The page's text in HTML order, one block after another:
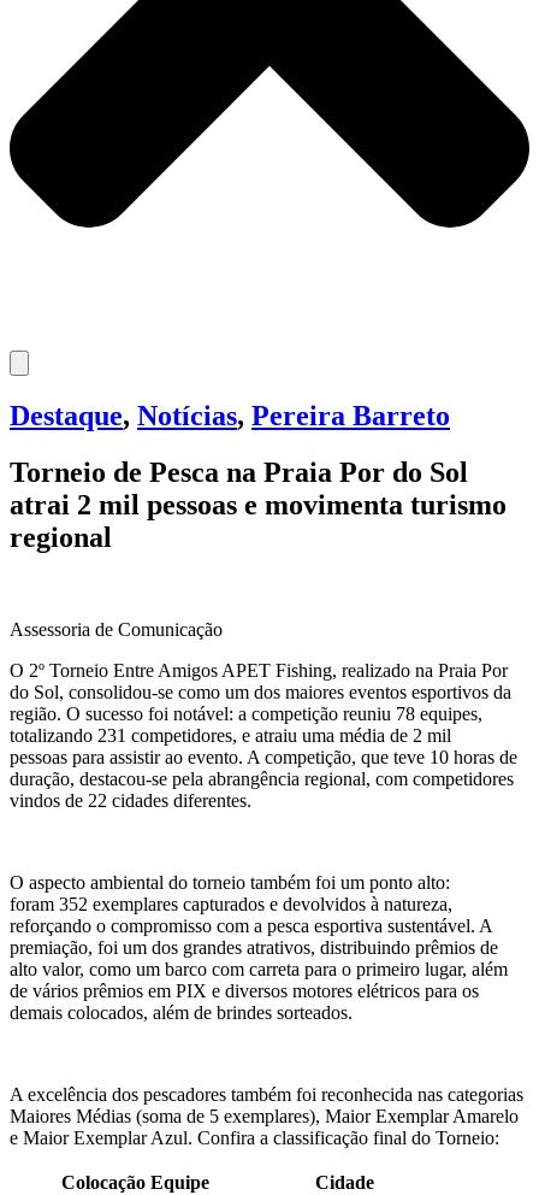
Destaque, Notícias, Pereira Barreto
Torneio de Pesca na Praia Por do Sol
atrai 2 mil pessoas e movimenta turismo
regional
Assessoria de Comunicação
O 2º Torneio Entre Amigos APET Fishing, realizado na Praia Por
do Sol, consolidou-se como um dos maiores eventos esportivos da
região. O sucesso foi notável: a competição reuniu 78 equipes,
totalizando 231 competidores, e atraiu uma média de 2 mil
pessoas para assistir ao evento. A competição, que teve 10 horas de
duração, destacou-se pela abrangência regional, com competidores
vindos de 22 cidades diferentes.
O aspecto ambiental do torneio também foi um ponto alto:
foram 352 exemplares capturados e devolvidos à natureza,
reforçando o compromisso com a pesca esportiva sustentável. A
premiação, foi um dos grandes atrativos, distribuindo prêmios de
alto valor, como um barco com carreta para o primeiro lugar, além
de vários prêmios em PIX e diversos motores elétricos para os
demais colocados, além de brindes sorteados.
A excelência dos pescadores também foi reconhecida nas categorias
Maiores Médias (soma de 5 exemplares), Maior Exemplar Amarelo
e Maior Exemplar Azul. Confira a classificação final do Torneio:
Colocação Equipe
Cidade